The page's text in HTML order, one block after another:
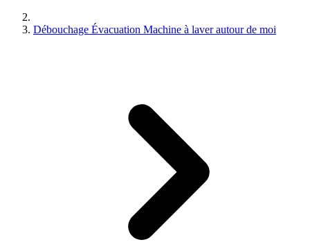
Débouchage Évacuation Machine à laver autour de moi